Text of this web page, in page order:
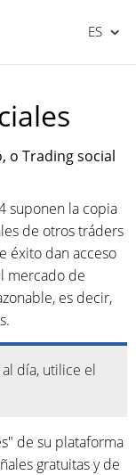
ES
o Trading social
suponen la copia
de otros tráders
éxito dan acceso
mercado de
es decir,
día, utilice el
de su plataforma
gratuitas y de